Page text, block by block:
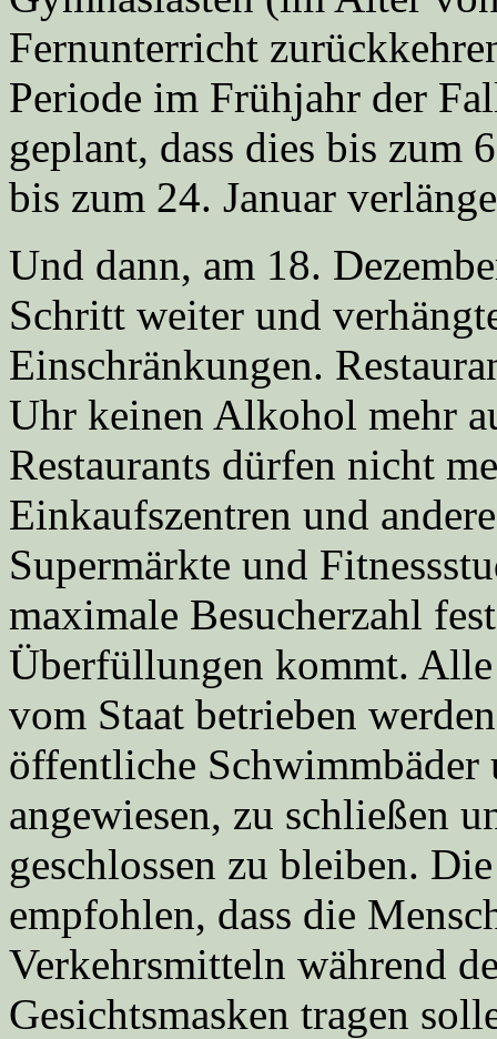
Fernunterricht
Periode im Frühjahr der
geplant, dass dies bis zum
bis zum 24. Januar
Und dann, am 18.
Schritt weiter und
Einschränkungen.
Uhr keinen Alkohol mehr
Restaurants dürfen nicht
Einkaufszentren und
Supermärkte und
maximale Besucherzahl
Überfüllungen kommt.
vom Staat betrieben
öffentliche Schwimmbäder
angewiesen, zu schließen
geschlossen zu bleiben.
empfohlen, dass die
Verkehrsmitteln während
Gesichtsmasken tragen